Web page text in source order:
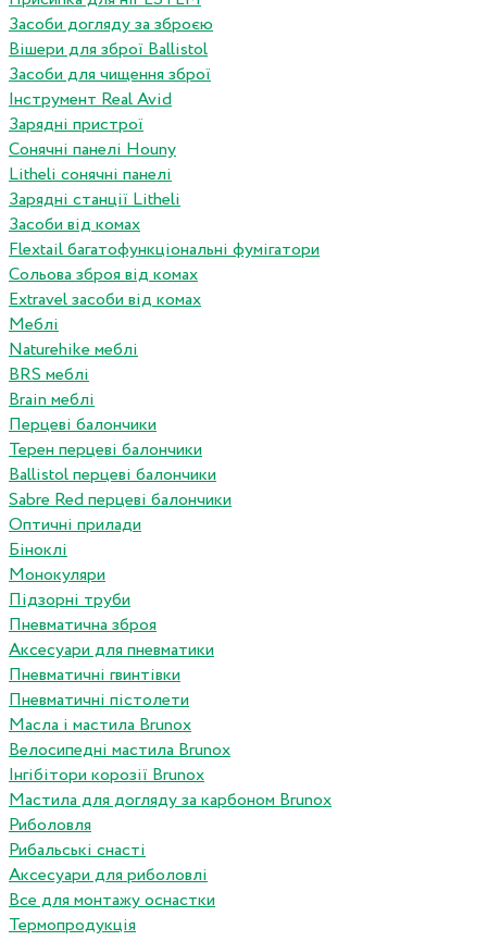
Засоби догляду за зброєю
Вішери для зброї Ballistol
Засоби для чищення зброї
Інструмент Real Avid
Зарядні пристрої
Сонячні панелі Houny
Litheli сонячні панелі
Зарядні станції Litheli
Засоби від комах
Flextail багатофункціональні фумігатори
Сольова зброя від комах
Extravel засоби від комах
Меблі
Naturehike меблі
BRS меблі
Brain меблі
Перцеві балончики
Терен перцеві балончики
Ballistol перцеві балончики
Sabre Red перцеві балончики
Оптичні прилади
Біноклі
Монокуляри
Підзорні труби
Пневматична зброя
Аксесуари для пневматики
Пневматичні гвинтівки
Пневматичні пістолети
Масла і мастила Brunox
Велосипедні мастила Brunox
Інгібітори корозії Brunox
Мастила для догляду за карбоном Brunox
Риболовля
Рибальські снасті
Аксесуари для риболовлі
Все для монтажу оснастки
Термопродукція